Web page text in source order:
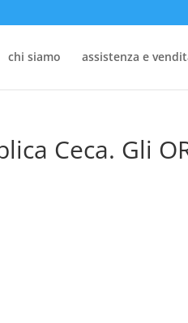
chi siamo assistenza e
Ceca. Gli